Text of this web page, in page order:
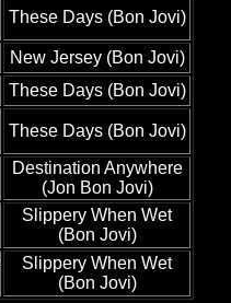
These Days (Bon Jovi)
New Jersey (Bon Jovi)
These Days (Bon Jovi)
These Days (Bon Jovi)
Destination Anywhere
(Jon Bon Jovi)
Slippery When Wet
(Bon Jovi)
Slippery When Wet
(Bon Jovi)